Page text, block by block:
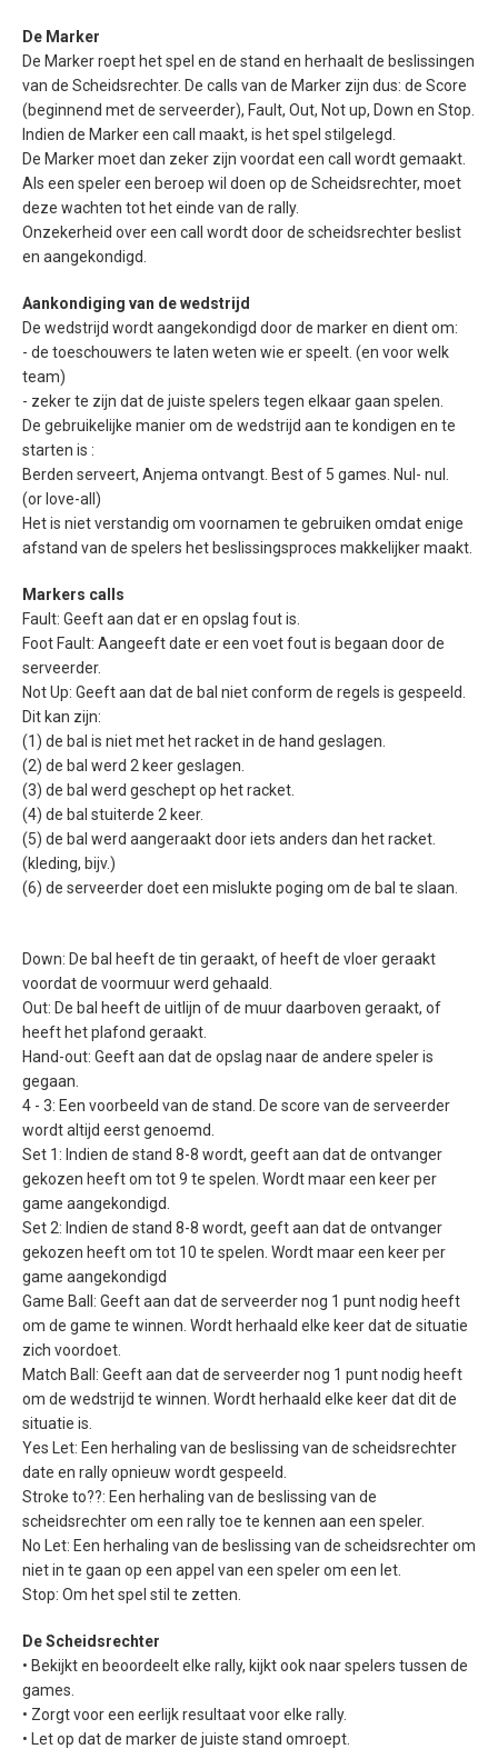
De Marker
De Marker roept het spel en de stand en herhaalt de beslissingen
van de Scheidsrechter. De calls van de Marker zijn dus: de Score
(beginnend met de serveerder), Fault, Out, Not up, Down en Stop.
Indien de Marker een call maakt, is het spel stilgelegd.
De Marker moet dan zeker zijn voordat een call wordt gemaakt.
Als een speler een beroep wil doen op de Scheidsrechter, moet
deze wachten tot het einde van de rally.
Onzekerheid over een call wordt door de scheidsrechter beslist
en aangekondigd.
Aankondiging van de wedstrijd
De wedstrijd wordt aangekondigd door de marker en dient om:
- de toeschouwers te laten weten wie er speelt. (en voor welk
team)
- zeker te zijn dat de juiste spelers tegen elkaar gaan spelen.
De gebruikelijke manier om de wedstrijd aan te kondigen en te
starten is :
Berden serveert, Anjema ontvangt. Best of 5 games. Nul- nul.
(or love-all)
Het is niet verstandig om voornamen te gebruiken omdat enige
afstand van de spelers het beslissingsproces makkelijker maakt.
Markers calls
Fault: Geeft aan dat er en opslag fout is.
Foot Fault: Aangeeft date er een voet fout is begaan door de
serveerder.
Not Up: Geeft aan dat de bal niet conform de regels is gespeeld.
Dit kan zijn:
(1) de bal is niet met het racket in de hand geslagen.
(2) de bal werd 2 keer geslagen.
(3) de bal werd geschept op het racket.
(4) de bal stuiterde 2 keer.
(5) de bal werd aangeraakt door iets anders dan het racket.
(kleding, bijv.)
(6) de serveerder doet een mislukte poging om de bal te slaan.
Down: De bal heeft de tin geraakt, of heeft de vloer geraakt
voordat de voormuur werd gehaald.
Out: De bal heeft de uitlijn of de muur daarboven geraakt, of
heeft het plafond geraakt.
Hand-out: Geeft aan dat de opslag naar de andere speler is
gegaan.
4 - 3: Een voorbeeld van de stand. De score van de serveerder
wordt altijd eerst genoemd.
Set 1: Indien de stand 8-8 wordt, geeft aan dat de ontvanger
gekozen heeft om tot 9 te spelen. Wordt maar een keer per
game aangekondigd.
Set 2: Indien de stand 8-8 wordt, geeft aan dat de ontvanger
gekozen heeft om tot 10 te spelen. Wordt maar een keer per
game aangekondigd
Game Ball: Geeft aan dat de serveerder nog 1 punt nodig heeft
om de game te winnen. Wordt herhaald elke keer dat de situatie
zich voordoet.
Match Ball: Geeft aan dat de serveerder nog 1 punt nodig heeft
om de wedstrijd te winnen. Wordt herhaald elke keer dat dit de
situatie is.
Yes Let: Een herhaling van de beslissing van de scheidsrechter
date en rally opnieuw wordt gespeeld.
Stroke to??: Een herhaling van de beslissing van de
scheidsrechter om een rally toe te kennen aan een speler.
No Let: Een herhaling van de beslissing van de scheidsrechter om
niet in te gaan op een appel van een speler om een let.
Stop: Om het spel stil te zetten.
De Scheidsrechter
• Bekijkt en beoordeelt elke rally, kijkt ook naar spelers tussen de
games.
• Zorgt voor een eerlijk resultaat voor elke rally.
• Let op dat de marker de juiste stand omroept.